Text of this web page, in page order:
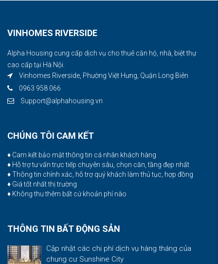
VINHOMES RIVERSIDE
Alpha Housing cung cấp dịch vụ cho thuê căn hộ, nhà, biệt thự
cao cấp tại Hà Nội.
Vinhomes Riverside, Phường Việt Hưng, Quận Long Biên
0963 958 066
Support@alphahousing.vn
CHÚNG TÔI CAM KẾT
♦ Cam kết bảo mật thông tin cá nhân khách hàng
♦ Hỗ trợ tư vấn trực tiếp chuyên sâu, chọn căn, tầng đẹp nhất
♦ Thông tin chính xác, hỗ trợ quý khách làm thủ tục, hợp đồng
♦ Giá tốt nhất thị trường
♦ Không thu thêm bất cứ khoản phí nào
THÔNG TIN BẤT ĐỘNG SẢN
Cập nhật các chi phí dịch vụ hàng tháng của
chung cư Sunshine City